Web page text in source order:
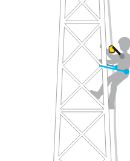
verbundenen
noch andere
beschrieben